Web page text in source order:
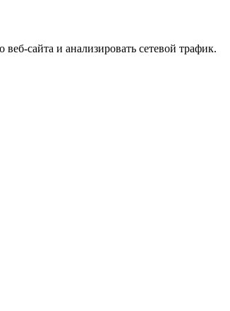
сайта и анализировать сетевой трафик.